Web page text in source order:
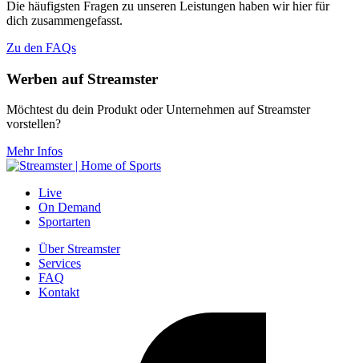
Die häufigsten Fragen zu unseren Leistungen haben wir hier für
dich zusammengefasst.
Zu den FAQs
Werben auf Streamster
Möchtest du dein Produkt oder Unternehmen auf Streamster
vorstellen?
Mehr Infos
Live
On Demand
Sportarten
Über Streamster
Services
FAQ
Kontakt